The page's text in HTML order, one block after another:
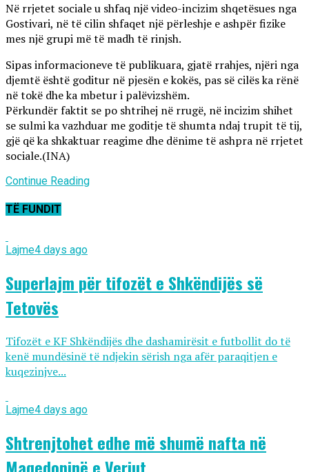
Në rrjetet sociale u shfaq një video-incizim shqetësues nga
Gostivari, në të cilin shfaqet një përleshje e ashpër fizike
mes një grupi më të madh të rinjsh.
Sipas informacioneve të publikuara, gjatë rrahjes, njëri nga
djemtë është goditur në pjesën e kokës, pas së cilës ka rënë
në tokë dhe ka mbetur i palëvizshëm.
Përkundër faktit se po shtrihej në rrugë, në incizim shihet
se sulmi ka vazhduar me goditje të shumta ndaj trupit të tij,
gjë që ka shkaktuar reagime dhe dënime të ashpra në rrjetet
sociale.(INA)
Continue Reading
TË FUNDIT
Lajme4 days ago
Superlajm për tifozët e Shkëndijës së
Tetovës
Tifozët e KF Shkëndijës dhe dashamirësit e futbollit do të
kenë mundësinë të ndjekin sërish nga afër paraqitjen e
kuqezinjve...
Lajme4 days ago
Shtrenjtohet edhe më shumë nafta në
Maqedoninë e Veriut